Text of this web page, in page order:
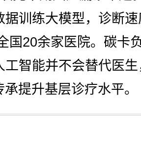
据训练大模型，诊断
国20余家医院。碳卡
工智能并不会替代医
提升基层诊疗水平。